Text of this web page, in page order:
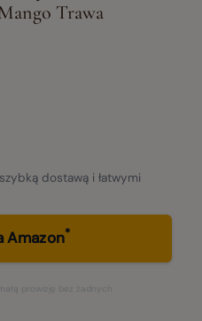
Trawa
dostawą i łatwymi
Amazon*
prowizję bez żadnych